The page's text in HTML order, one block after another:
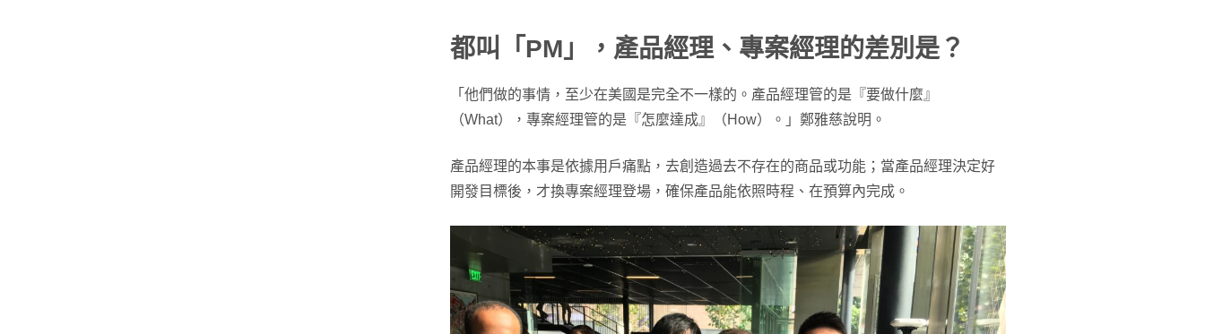
都叫「PM」，產品經理、專案經理的差別是？
「他們做的事情，至少在美國是完全不一樣的。產品經理管的是『要做什麼』
（What），專案經理管的是『怎麼達成』（How）。」鄭雅慈說明。
產品經理的本事是依據用戶痛點，去創造過去不存在的商品或功能；當產品經理決定好
開發目標後，才換專案經理登場，確保產品能依照時程、在預算內完成。